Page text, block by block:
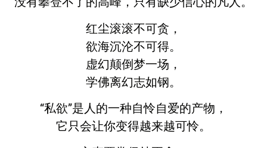
红尘滚滚不可贪，
欲海沉沦不可得。
虚幻颠倒梦一场，
学佛离幻志如钢。
“私欲”是人的一种自怜自爱的产物，
它只会让你变得越来越可怜。